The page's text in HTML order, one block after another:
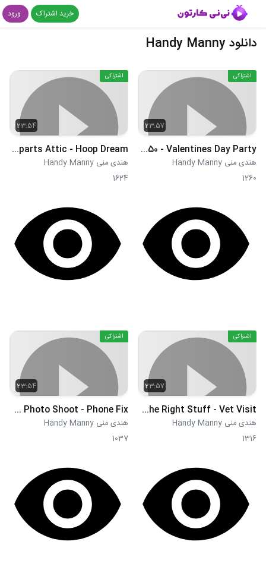
خرید اشتراک ورود
دانلود Handy Manny
23:57
اشتراکی
S03E50 - Valentines Day Party
هندی منی Handy Manny
1260
23:54
اشتراکی
S03E49 - Mrs Loparts Attic - Hoop Dream
هندی منی Handy Manny
1624
23:57
اشتراکی
S03E48 - The Right Stuff - Vet Visit
هندی منی Handy Manny
1316
23:54
اشتراکی
S03E47 - Kellys Big Photo Shoot - Phone Fix
هندی منی Handy Manny
1037